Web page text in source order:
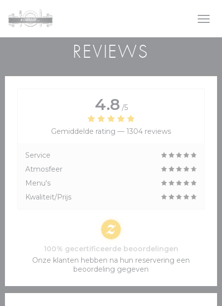
REVIEWS
4.8 /5
Gemiddelde rating — 1304 reviews
Service
Atmosfeer
Menu's
Kwaliteit/Prijs
100% gecertificeerde beoordelingen
Onze klanten hebben na hun reservering een
beoordeling gegeven